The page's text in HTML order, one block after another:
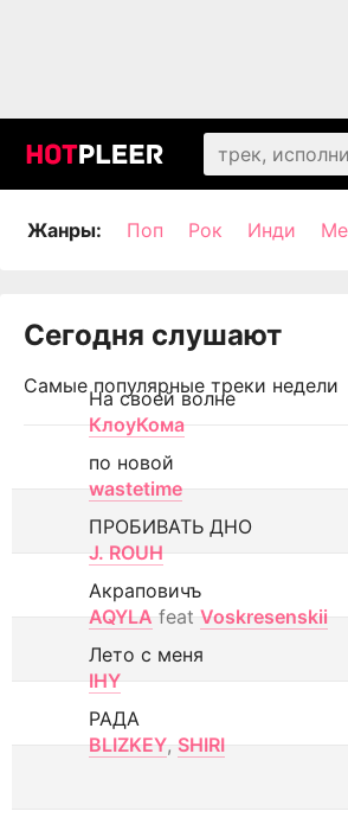
Жанры: Поп Рок Инди
Сегодня слушают
Самые популярные треки недели
На своей волне
КлоуКома
по новой
wastetime
ПРОБИВАТЬ ДНО
J. ROUH
Акраповичъ
AQYLA feat Voskresenskii
Лето с меня
IHY
РАДА
BLIZKEY, SHIRI